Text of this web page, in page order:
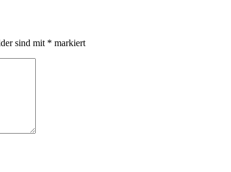
sind mit * markiert